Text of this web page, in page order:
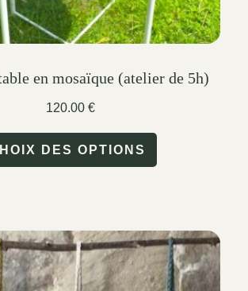
page
en mosaïque (atelier de 5h)
120.00 €
DES OPTIONS
multiple
variants.
The